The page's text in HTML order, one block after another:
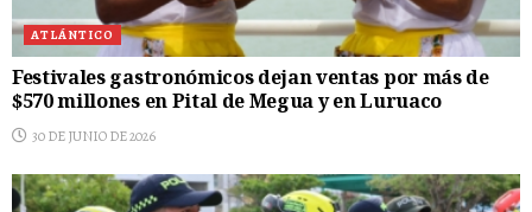
ATLÁNTICO
Festivales gastronómicos dejan ventas por más de
$570 millones en Pital de Megua y en Luruaco
30 DE JUNIO DE 2026